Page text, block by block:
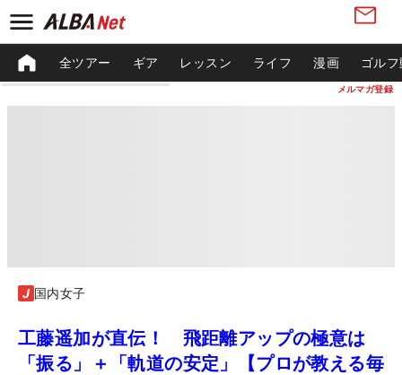
メルマガ登録
全ツアー ギア レッスン ライフ 漫画 ゴル
国内女子
工藤遥加が直伝！ 飛距離アップの極意は
「振る」＋「軌道の安定」【プロが教える毎